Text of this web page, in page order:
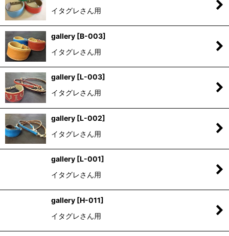
イタグレさん用
gallery [B-003]
イタグレさん用
gallery [L-003]
イタグレさん用
gallery [L-002]
イタグレさん用
gallery [L-001]
イタグレさん用
gallery [H-011]
イタグレさん用